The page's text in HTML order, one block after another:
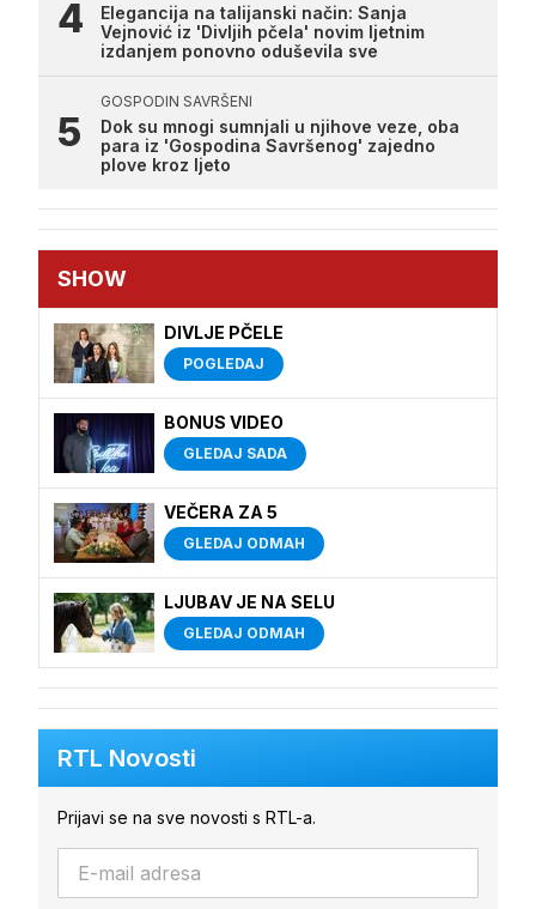
Elegancija na talijanski način: Sanja
Vejnović iz 'Divljih pčela' novim ljetnim
izdanjem ponovno oduševila sve
GOSPODIN SAVRŠENI
Dok su mnogi sumnjali u njihove veze, oba
para iz 'Gospodina Savršenog' zajedno
plove kroz ljeto
SHOW
DIVLJE PČELE
POGLEDAJ
BONUS VIDEO
GLEDAJ SADA
VEČERA ZA 5
GLEDAJ ODMAH
LJUBAV JE NA SELU
GLEDAJ ODMAH
RTL Novosti
Prijavi se na sve novosti s RTL-a.